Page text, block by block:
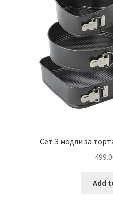
Сет 3 модли за
Add